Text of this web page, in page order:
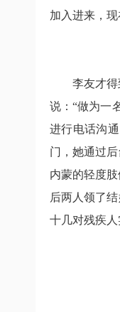
加入进来，
李友才
说：“做为一
进行电话沟
门，她通过
内蒙的轻度
后两人领了
十几对残疾